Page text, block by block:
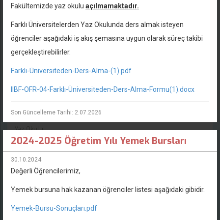
Fakültemizde yaz okulu açılmamaktadır.
Farklı Üniversitelerden Yaz Okulunda ders almak isteyen
öğrenciler aşağıdaki iş akış şemasına uygun olarak süreç takibi
gerçekleştirebilirler.
Farklı-Üniversiteden-Ders-Alma-(1).pdf
IIBF-OFR-04-Farklı-Üniversiteden-Ders-Alma-Formu(1).docx
Son Güncelleme Tarihi: 2.07.2026
2024-2025 Öğretim Yılı Yemek Bursları
30.10.2024
Değerli Öğrencilerimiz,
Yemek bursuna hak kazanan öğrenciler listesi aşağıdaki gibidir.
Yemek-Bursu-Sonuçları.pdf
14 Temmuz 2026, Salı
İleri Seviye Bordrolama ve SGK İşveren Maliyeti Yönetimi Eğitim...
2025-2026 Bahar Dönemi Tek Ders Sınav Duyurusu
2025-2026 Bahar Dönemi Bütünleme Sınav Programı
Yaz Okulu
Etkinlikler
11'
ESOGÜ Arama Kurtama Ekibi tanıtım etkinliğini